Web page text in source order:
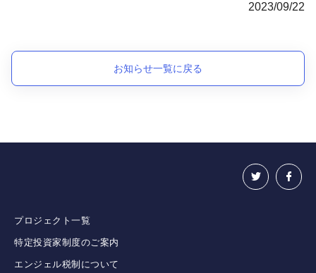
2023/09/22
お知らせ一覧に戻る
プロジェクト一覧
特定投資家制度のご案内
エンジェル税制について